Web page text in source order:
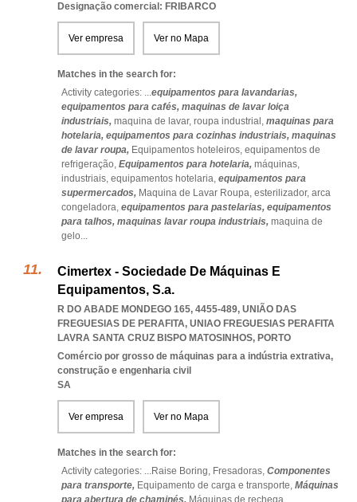
Designação comercial: FRIBARCO
Ver empresa Ver no Mapa
Matches in the search for:
Activity categories: ...equipamentos para lavandarias,
equipamentos para cafés, maquinas de lavar loiça
industriais, maquina de lavar, roupa industrial, maquinas para
hotelaria, equipamentos para cozinhas industriais, maquinas
de lavar roupa, Equipamentos hoteleiros, equipamentos de
refrigeração, Equipamentos para hotelaria, máquinas,
industriais, equipamentos hotelaria, equipamentos para
supermercados, Maquina de Lavar Roupa, esterilizador, arca
congeladora, equipamentos para pastelarias, equipamentos
para talhos, maquinas lavar roupa industriais, maquina de
gelo...
Cimertex - Sociedade De Máquinas E
Equipamentos, S.a.
R DO ABADE MONDEGO 165, 4455-489, UNIÃO DAS
FREGUESIAS DE PERAFITA, UNIAO FREGUESIAS PERAFITA
LAVRA SANTA CRUZ BISPO MATOSINHOS, PORTO
Comércio por grosso de máquinas para a indústria extrativa,
construção e engenharia civil
SA
Ver empresa Ver no Mapa
Matches in the search for:
Activity categories: ...Raise Boring, Fresadoras, Componentes
para transporte, Equipamento de carga e transporte, Máquinas
para abertura de chaminés, Máquinas de rechega,